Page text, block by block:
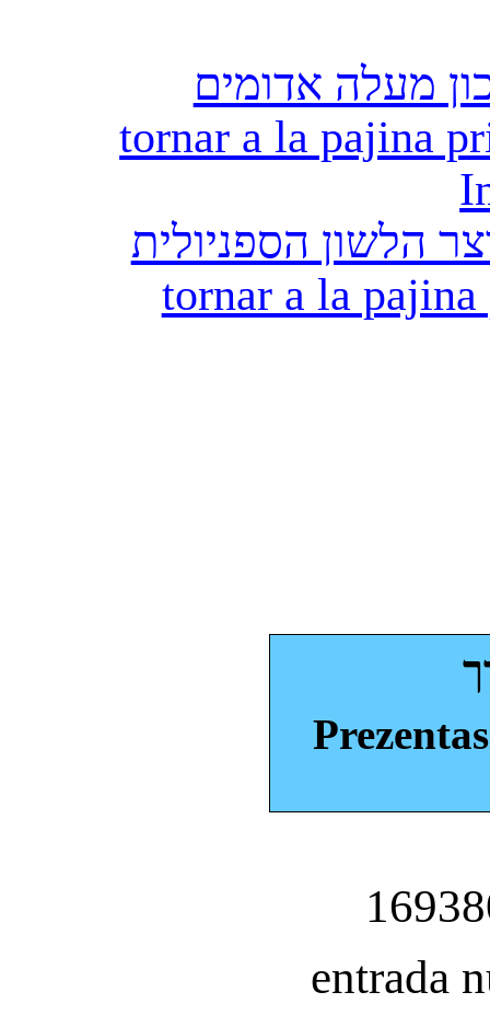
מעלה אדומים
tornar a la pajina
הלשון הספניולית
tornar a la
entrada